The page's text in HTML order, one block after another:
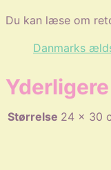
Du kan læse om
Danmarks
Størrelse 24 × 30